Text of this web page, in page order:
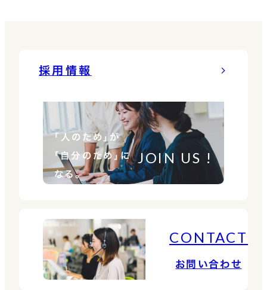
採用情報
「人のため」が
「自分のため」に
なる。
JOIN US !
CONTACT
お問い合わせ